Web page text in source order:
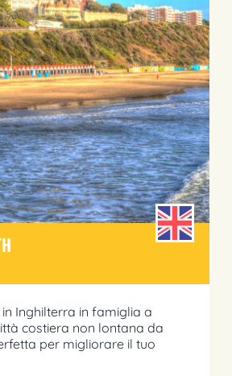
Inghilterra in famiglia a
costiera non lontana da
per migliorare il tuo